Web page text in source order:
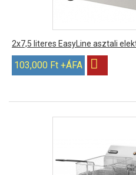
2x7,5 literes EasyLine asztali
103,000 Ft +ÁFA